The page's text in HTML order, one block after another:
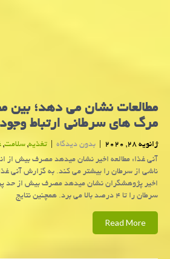
مطالعات نشان می دهد؛ بین
مرگ های سرطانی ارتباط وجود
ژانویه 28, 2020 | بدون دیدگاه | تغذیه,سلامت,
آنی غذا: مطالعه اخیر نشان میدهد مصرف بیش از
ناشی از سرطان را بیشتر می كند. به گزارش آنی غذا
اخیر پژوهشگران نشان میدهد مصرف بیش از حد
سرطان را تا ۴ درصد بالا می برد. همچنین نتایج
Read More